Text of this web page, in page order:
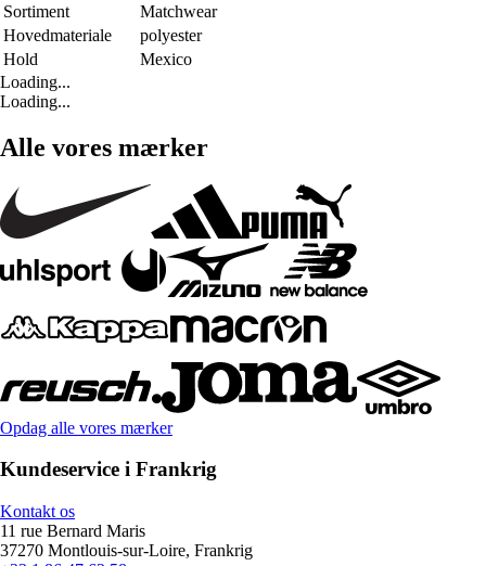
Sortiment
Matchwear
Hovedmateriale
polyester
Hold
Mexico
Loading...
Loading...
Alle vores mærker
Opdag alle vores mærker
Kundeservice i Frankrig
Kontakt os
11 rue Bernard Maris
37270 Montlouis-sur-Loire, Frankrig